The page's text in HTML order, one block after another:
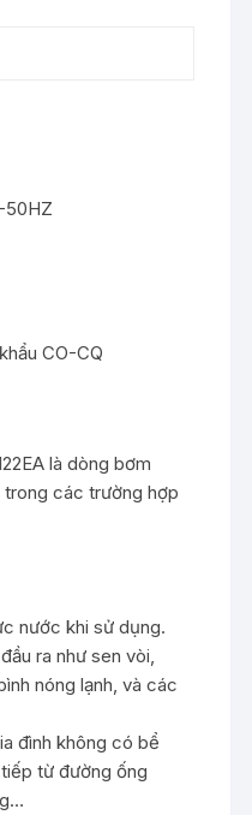
50HZ
CO-CQ
là dòng bơm
các trường hợp
nước khi sử dụng.
ra như sen vòi,
nóng lạnh, và các
đình không có bể
từ đường ống